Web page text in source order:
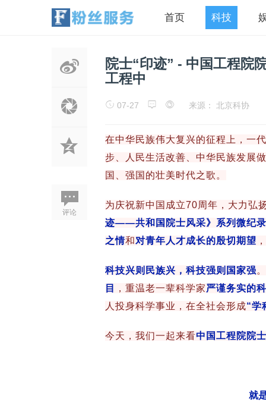
首页 科技
评论
院士“印迹” - 中国工程院
工程中
07-27 来源： 北京科协
在中华民族伟大复兴的征程上，一
步、人民生活改善、中华民族发展
国、强国的壮美时代之歌。
为庆祝新中国成立70周年，大力弘
迹——共和国院士风采》系列微纪
之情和对青年人才成长的殷切期望
科技兴则民族兴，科技强则国家强
目
，重温老一辈科学家严谨务实的
人投身科学事业，在全社会形成“学
今天，我们一起来看中国工程院院
就